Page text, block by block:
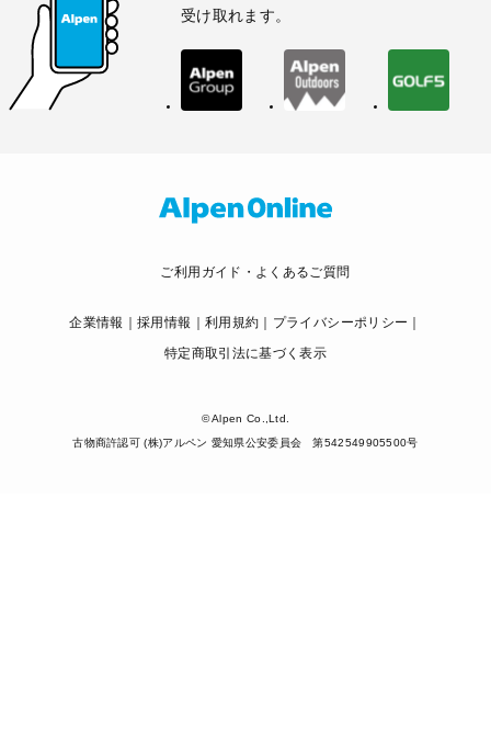
受け取れます。
ご利用ガイド・よくあるご質問
企業情報 採用情報 利用規約
プライバシーポリシー
特定商取引法に基づく表示
© Alpen Co.,Ltd.
古物商許認可 (株)アルペン 愛知県公安委員会 第542549905500号